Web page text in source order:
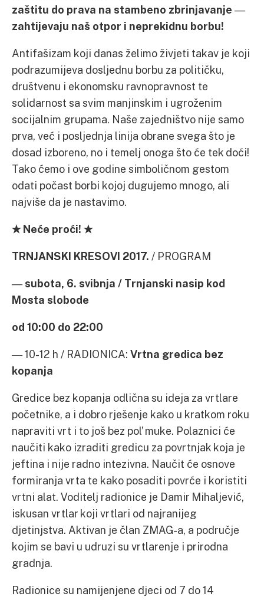
zaštitu do prava na stambeno zbrinjavanje ―
zahtijevaju naš otpor i neprekidnu borbu!
Antifašizam koji danas želimo živjeti takav je koji
podrazumijeva dosljednu borbu za političku,
društvenu i ekonomsku ravnopravnost te
solidarnost sa svim manjinskim i ugroženim
socijalnim grupama. Naše zajedništvo nije samo
prva, već i posljednja linija obrane svega što je
dosad izboreno, no i temelj onoga što će tek doći!
Tako ćemo i ove godine simboličnom gestom
odati počast borbi kojoj dugujemo mnogo, ali
najviše da je nastavimo.
✭ Neće proći! ✭
TRNJANSKI KRESOVI 2017. / PROGRAM
― subota, 6. svibnja / Trnjanski nasip kod
Mosta slobode
od 10:00 do 22:00
― 10-12 h / RADIONICA: Vrtna gredica bez
kopanja
Gredice bez kopanja odlična su ideja za vrtlare
početnike, a i dobro rješenje kako u kratkom roku
napraviti vrt i to još bez pol’ muke. Polaznici će
naučiti kako izraditi gredicu za povrtnjak koja je
jeftina i nije radno intezivna. Naučit će osnove
formiranja vrta te kako posaditi povrće i koristiti
vrtni alat. Voditelj radionice je Damir Mihaljević,
iskusan vrtlar koji vrtlari od najranijeg
djetinjstva. Aktivan je član ZMAG-a, a područje
kojim se bavi u udruzi su vrtlarenje i prirodna
gradnja.
Radionice su namijenjene djeci od 7 do 14